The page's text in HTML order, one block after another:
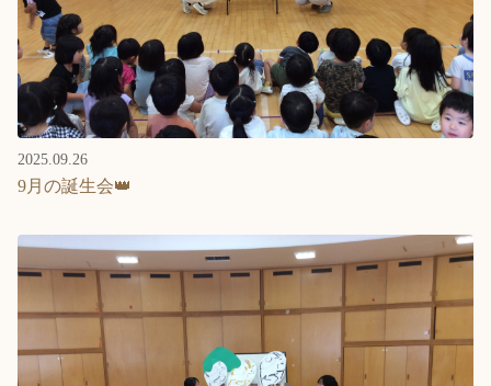
2025.09.26
9月の誕生会👑